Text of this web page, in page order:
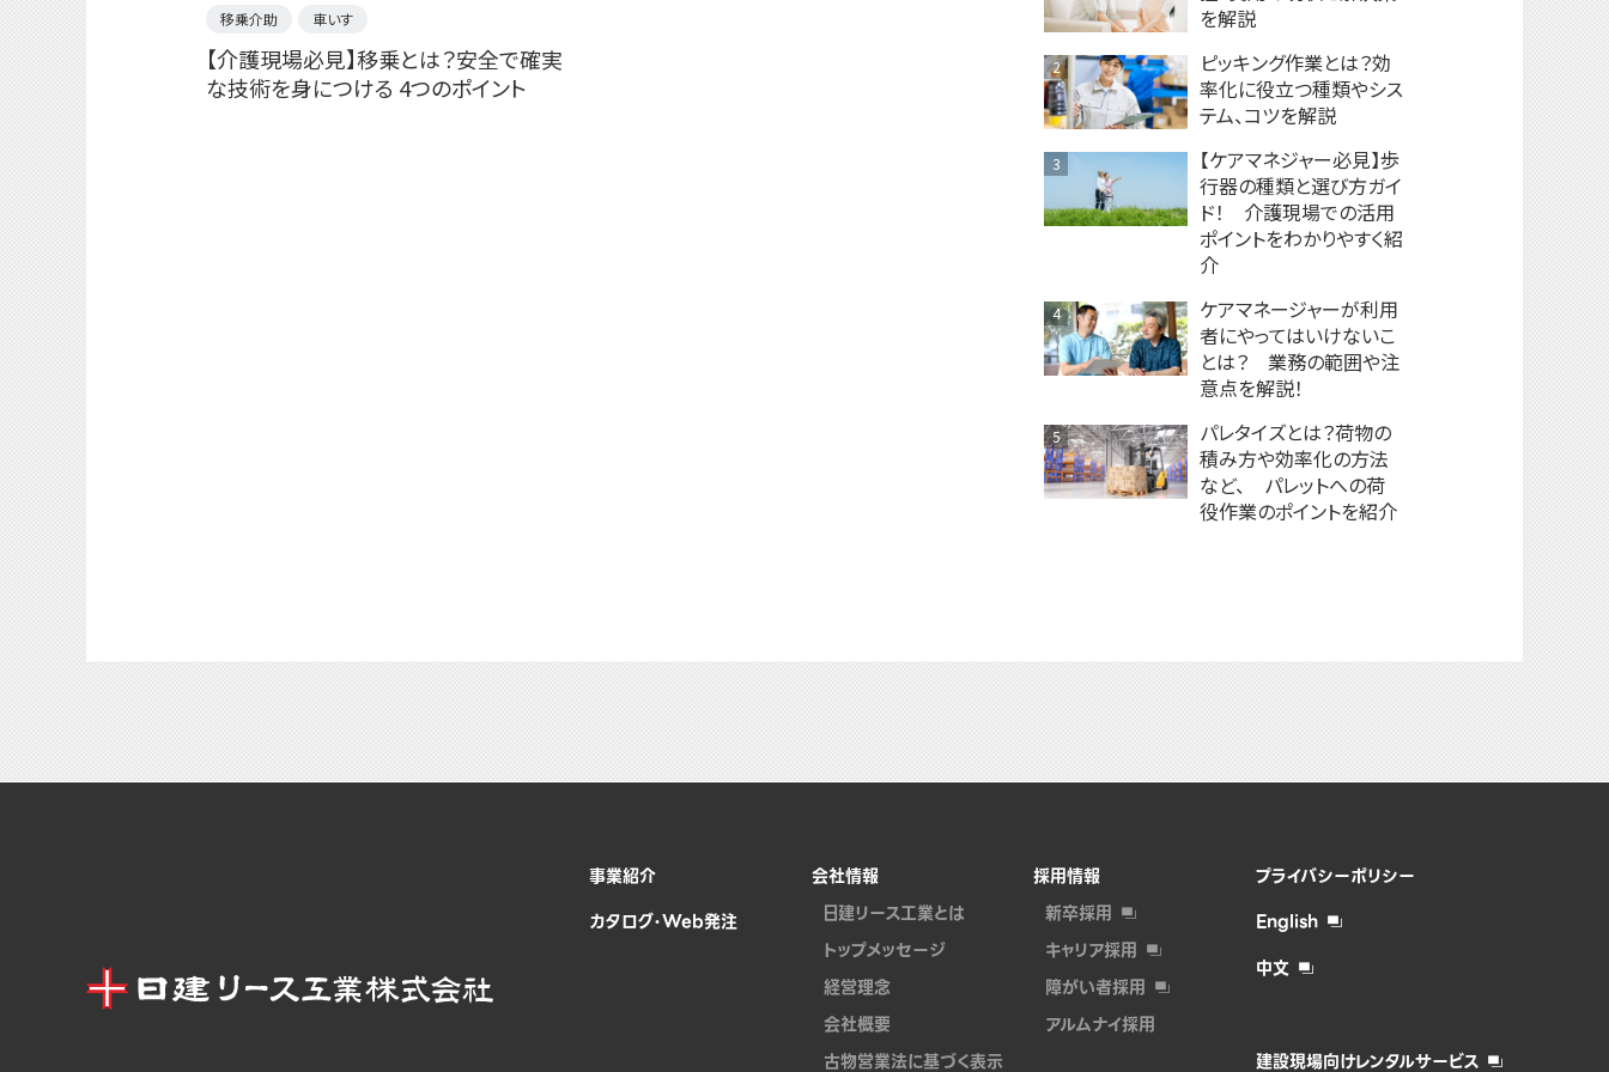
移乗介助
車いす
【介護現場必見】移乗とは？安全で確実
な技術を身につける 4つのポイント
を解説
2
ピッキング作業とは？効
率化に役立つ種類やシス
テム、コツを解説
3
【ケアマネジャー必見】歩
行器の種類と選び方ガイ
ド！ 介護現場での活用
ポイントをわかりやすく紹
介
4
ケアマネージャーが利用
者にやってはいけないこ
とは？ 業務の範囲や注
意点を解説！
5
パレタイズとは？荷物の
積み方や効率化の方法
など、 パレットへの荷
役作業のポイントを紹介
事業紹介
カタログ・Web発注
会社情報
日建リース工業とは
トップメッセージ
経営理念
会社概要
古物営業法に基づく表示
採用情報
新卒採用
キャリア採用
障がい者採⽤
アルムナイ採⽤
プライバシーポリシー
English
中文
建設現場向けレンタルサービス